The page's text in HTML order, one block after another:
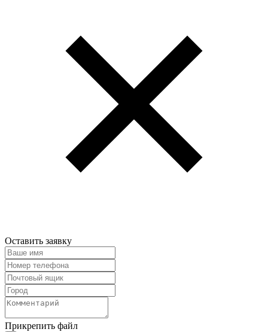
Оставить заявку
Прикрепить файл